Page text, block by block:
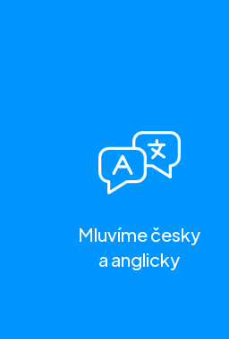
Mluvíme česky
a anglicky